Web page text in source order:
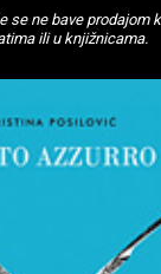
se ne bave prodajom
ili u knjižnicama.